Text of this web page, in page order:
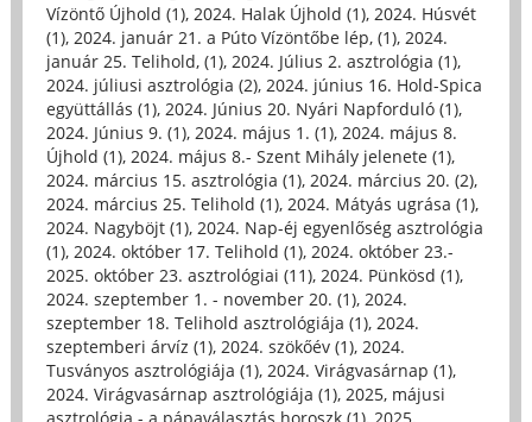
Vízöntő Újhold (1), 2024. Halak Újhold (1), 2024. Húsvét
(1), 2024. január 21. a Púto Vízöntőbe lép, (1), 2024.
január 25. Telihold, (1), 2024. Július 2. asztrológia (1),
2024. júliusi asztrológia (2), 2024. június 16. Hold-Spica
együttállás (1), 2024. Június 20. Nyári Napforduló (1),
2024. Június 9. (1), 2024. május 1. (1), 2024. május 8.
Újhold (1), 2024. május 8.- Szent Mihály jelenete (1),
2024. március 15. asztrológia (1), 2024. március 20. (2),
2024. március 25. Telihold (1), 2024. Mátyás ugrása (1),
2024. Nagyböjt (1), 2024. Nap-éj egyenlőség asztrológia
(1), 2024. október 17. Telihold (1), 2024. október 23.-
2025. október 23. asztrológiai (11), 2024. Pünkösd (1),
2024. szeptember 1. - november 20. (1), 2024.
szeptember 18. Telihold asztrológiája (1), 2024.
szeptemberi árvíz (1), 2024. szökőév (1), 2024.
Tusványos asztrológiája (1), 2024. Virágvasárnap (1),
2024. Virágvasárnap asztrológiája (1), 2025, májusi
asztrológia - a pápaválasztás horoszk (1), 2025.